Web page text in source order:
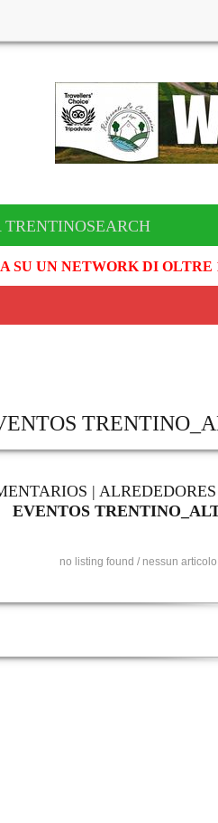
SU UN NETWORK DI OLTRE
| ALREDEDORES
EVENTOS
no listing found / nessun